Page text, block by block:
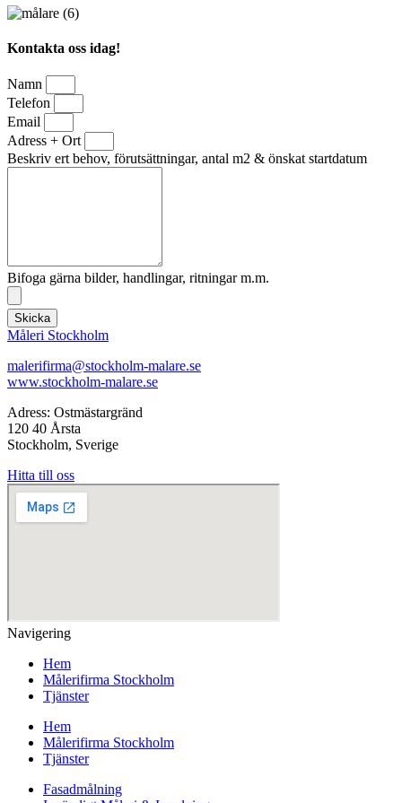
Kontakta oss idag!
Namn
Telefon
Email
Adress + Ort
Beskriv ert behov, förutsättningar, antal m2 & önskat startdatum
Bifoga gärna bilder, handlingar, ritningar m.m.
Skicka
Måleri Stockholm
malerifirma@stockholm-malare.se
www.stockholm-malare.se
Adress: Ostmästargränd
120 40 Årsta
Stockholm, Sverige
Hitta till oss
Navigering
Hem
Målerifirma Stockholm
Tjänster
Hem
Målerifirma Stockholm
Tjänster
Fasadmålning